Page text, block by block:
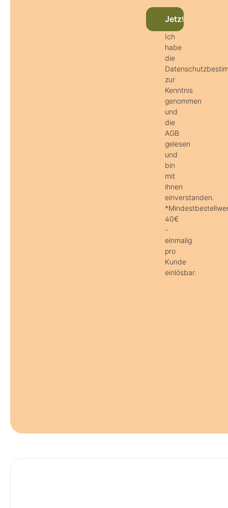
Jetzt beim
Ich
habe
die
zur
Kenntnis
genommen
und
die
AGB
gelesen
und
bin
mit
ihnen
einverstanden.
40€
-
einmalig
pro
Kunde
einlösbar.